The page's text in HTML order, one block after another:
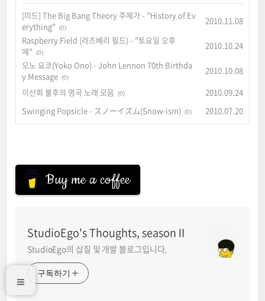
[미드] The Big Bang Theory 주제가 - "History of Ev
erything"
(0)
2010.11.08
Raspberry Field (라즈베리 필드) - "토요일 오후
에"
(0)
2010.10.24
오노 요코(Yoko Ono) - John Lennon 70th Birthda
y Message (0)
2010.10.08
이선희 불후의 명곡 노래 모음
(0)
2010.09.24
Swinging Popsicle - スノーイズム(Snow-ism)
(0) 2010.07.20
Buy me a coffee
StudioEgo's Thoughts, seasonⅡ
StudioEgo의 삽질 및 개발 블로그입니다.
구독하기